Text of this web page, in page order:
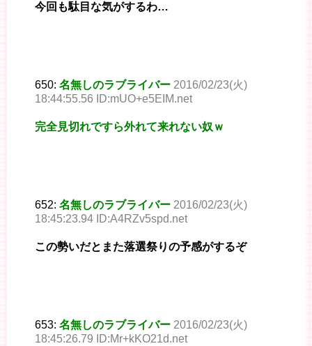
今回も駄目な気がするわ…
650: 名無しのラブライバー 2016/02/23(火)
18:44:55.56 ID:mUO+e5EIM.net
完全見切れですら外れて来れない奴ｗ
652: 名無しのラブライバー 2016/02/23(火)
18:45:23.94 ID:A4RZv5spd.net
この勢いだとまた落選祭りの予感がするぞ
653: 名無しのラブライバー 2016/02/23(火)
18:45:26.79 ID:Mr+kKO21d.net